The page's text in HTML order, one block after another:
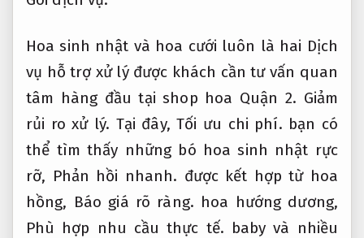
Hoa sinh nhật và hoa cưới luôn là hai Dịch
vụ hỗ trợ xử lý được khách cần tư vấn quan
tâm hàng đầu tại shop hoa Quận 2. Giảm
rủi ro xử lý. Tại đây,Tối ưu chi phí. bạn có
thể tìm thấy những bó hoa sinh nhật rực
rỡ, Phản hồi nhanh. được kết hợp từ hoa
hồng, Báo giá rõ ràng. hoa hướng dương,
Phù hợp nhu cầu thực tế. baby và nhiều